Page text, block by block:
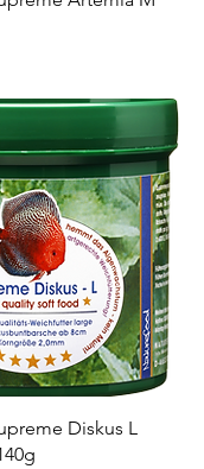
Diskus L